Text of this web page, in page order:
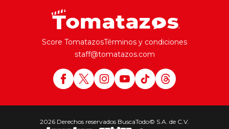
Score TomatazosTérminos y condiciones
staff@tomatazos.com
2026 Derechos reservados BuscaTodo© S.A. de C.V.